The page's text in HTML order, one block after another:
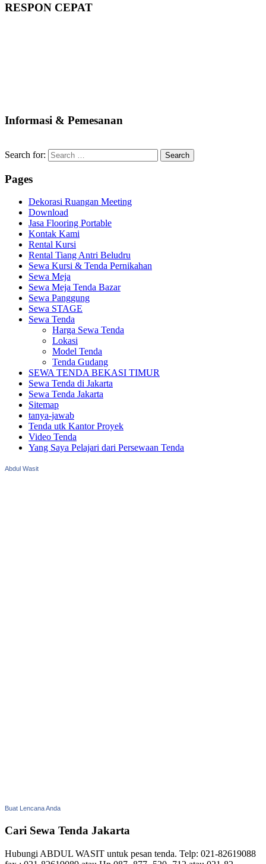
RESPON CEPAT
Informasi & Pemesanan
Search for:
Pages
Dekorasi Ruangan Meeting
Download
Jasa Flooring Portable
Kontak Kami
Rental Kursi
Rental Tiang Antri Beludru
Sewa Kursi & Tenda Pernikahan
Sewa Meja
Sewa Meja Tenda Bazar
Sewa Panggung
Sewa STAGE
Sewa Tenda
Harga Sewa Tenda
Lokasi
Model Tenda
Tenda Gudang
SEWA TENDA BEKASI TIMUR
Sewa Tenda di Jakarta
Sewa Tenda Jakarta
Sitemap
tanya-jawab
Tenda utk Kantor Proyek
Video Tenda
Yang Saya Pelajari dari Persewaan Tenda
Abdul Wasit
Buat Lencana Anda
Cari Sewa Tenda Jakarta
Hubungi ABDUL WASIT untuk pesan tenda. Telp: 021-82619088